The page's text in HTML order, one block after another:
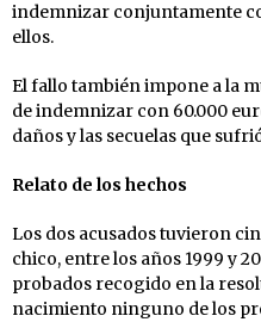
indemnizar conjuntamente
ellos.
El fallo también impone a la
de indemnizar con 60.000
daños y las secuelas que
Relato de los hechos
Los dos acusados tuvieron
chico, entre los años 1999 y
probados recogido en la
nacimiento ninguno de los